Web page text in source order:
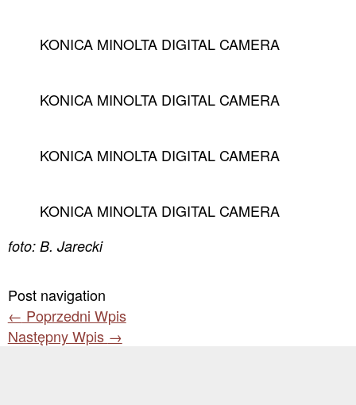
KONICA MINOLTA DIGITAL CAMERA
KONICA MINOLTA DIGITAL CAMERA
KONICA MINOLTA DIGITAL CAMERA
KONICA MINOLTA DIGITAL CAMERA
foto: B. Jarecki
Post navigation
← Poprzedni Wpis
Następny Wpis →